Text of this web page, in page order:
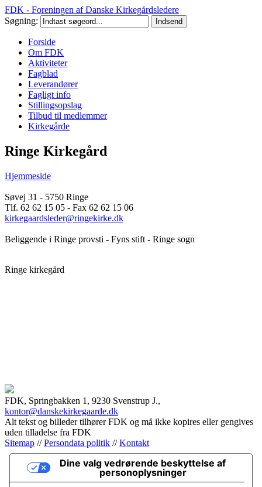
FDK - Foreningen af Danske Kirkegårdsledere
Søgning:
Forside
Om FDK
Aktiviteter
Fagblad
Leverandører
Fagligt info
Stillingsopslag
Tilbud til medlemmer
Kirkegårde
Ringe Kirkegård
Hjemmeside
Søvej 31 - 5750 Ringe
Tlf. 62 62 15 05 - Fax 62 62 15 06
kirkegaardsleder@ringekirke.dk
Beliggende i Ringe provsti - Fyns stift - Ringe sogn
Ringe kirkegård
FDK, Springbakken 1, 9230 Svenstrup J.,
kontor@danskekirkegaarde.dk
Alt tekst og billeder tilhører FDK og må ikke kopires eller gengives
uden tilladelse fra FDK
Sitemap //Persondata politik //Kontakt
Dine valg vedrørende beskyttelse af
personoplysninger